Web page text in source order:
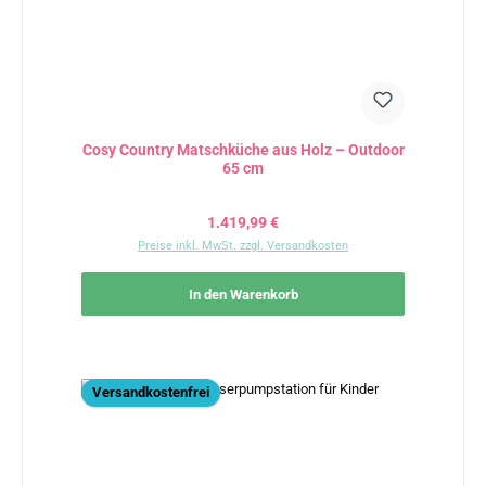
Cosy Country Matschküche aus Holz – Outdoor
65 cm
Regulärer Preis:
1.419,99 €
Preise inkl. MwSt. zzgl. Versandkosten
In den Warenkorb
Versandkostenfrei